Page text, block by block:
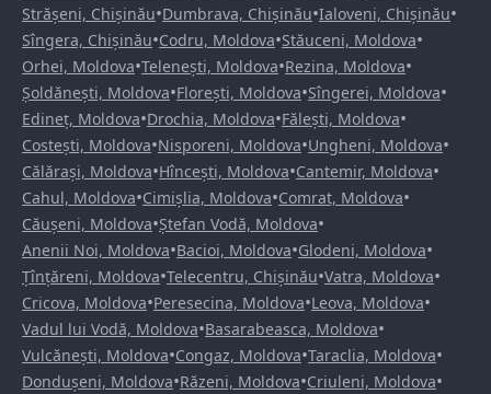
Strășeni, Chișinău•Dumbrava, Chișinău•Ialoveni, Chișinău•
Sîngera, Chișinău•Codru, Moldova•Stăuceni, Moldova•
Orhei, Moldova•Telenești, Moldova•Rezina, Moldova•
Șoldănești, Moldova•Florești, Moldova•Sîngerei, Moldova•
Edineț, Moldova•Drochia, Moldova•Fălești, Moldova•
Costești, Moldova•Nisporeni, Moldova•Ungheni, Moldova•
Călărași, Moldova•Hîncești, Moldova•Cantemir, Moldova•
Cahul, Moldova•Cimișlia, Moldova•Comrat, Moldova•
Căușeni, Moldova•Ștefan Vodă, Moldova•
Anenii Noi, Moldova•Bacioi, Moldova•Glodeni, Moldova•
Țînțăreni, Moldova•Telecentru, Chișinău•Vatra, Moldova•
Cricova, Moldova•Peresecina, Moldova•Leova, Moldova•
Vadul lui Vodă, Moldova•Basarabeasca, Moldova•
Vulcănești, Moldova•Congaz, Moldova•Taraclia, Moldova•
Dondușeni, Moldova•Răzeni, Moldova•Criuleni, Moldova•